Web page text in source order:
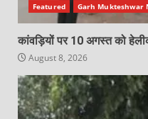
Featured Garh Mukteshwar
कांवड़ियों पर 10 अगस्त को
August 8, 2026